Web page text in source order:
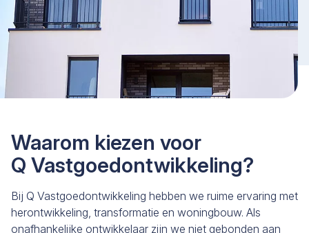
Waarom kiezen voor
Q Vastgoedontwikkeling?
Bij Q Vastgoedontwikkeling hebben we ruime ervaring met
herontwikkeling, transformatie en woningbouw. Als
onafhankelijke ontwikkelaar zijn we niet gebonden aan